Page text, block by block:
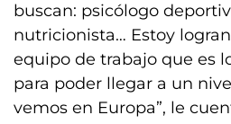
buscan: psicólogo
nutricionista… Estoy
equipo de trabajo que es
para poder llegar a un
vemos en Europa”, le